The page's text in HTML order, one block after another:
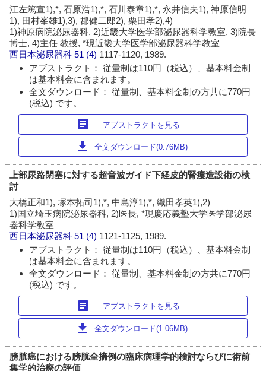
江左篤宣1),*, 石原浩1),*, 石川泰章1),*, 永井信夫1), 神原信明
1), 田村峯雄1),3), 郡健二郎2), 栗田孝2),4)
1)神原病院泌尿器科, 2)近畿大学医学部泌尿器科学教室, 3)院長
博士, 4)主任 教授, *現近畿大学医学部泌尿器科学教室
西日本泌尿器科 51 (4) 1117-1120, 1989.
アブストラクト： 従量制は110円（税込）、基本料金制
は基本料金に含まれます。
全文ダウンロード： 従量制、基本料金制の方共に770円
(税込) です。
article アブストラクトを見る
download 全文ダウンロード(0.76MB)
上部尿路閉塞に対する超音波ガイド下経皮的腎瘻造設術の検
討
大橋正和1), 塚本拓司1),*, 中島淳1),*, 織田孝英1),2)
1)国立埼玉病院泌尿器科, 2)医長, *現慶応義塾大学医学部泌尿
器科学教室
西日本泌尿器科 51 (4) 1121-1125, 1989.
アブストラクト： 従量制は110円（税込）、基本料金制
は基本料金に含まれます。
全文ダウンロード： 従量制、基本料金制の方共に770円
(税込) です。
article アブストラクトを見る
download 全文ダウンロード(1.06MB)
膀胱癌における膀胱全摘例の臨床病理学的検討ならびに術前
集学的治療の評価